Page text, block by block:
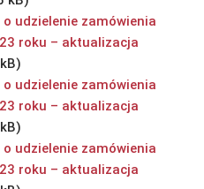
udzielenie zamówienia
roku – aktualizacja
udzielenie zamówienia
roku – aktualizacja
udzielenie zamówienia
roku – aktualizacja